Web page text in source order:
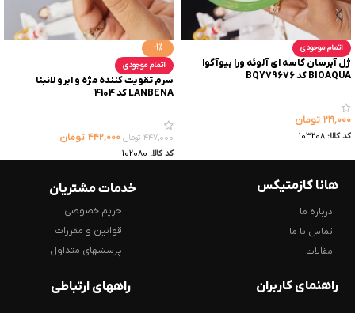
اتمام موجودی
ژل آبرسان کاسه ای آلوئه ورا بیوآکوا
BIOAQUA کد BQY79676
۲۱۹,۰۰۰ تومان
کد کالا: 103208
-1%
اتمام موجودی
سرم تقویت کننده مژه و ابرو لانبنا
LANBENA کد 4104
۴۴۷,۰۰۰ تومان ۴۴۲,۰۰۰ تومان
کد کالا: 102080
هانا کازمتیکس
درباره ما
تماس با ما
مقالات
خدمات مشتریان
حریم خصوصی
قوانین و مقررات
پرسشهای متداول
راهنمای کاربران راههای ارتباطی